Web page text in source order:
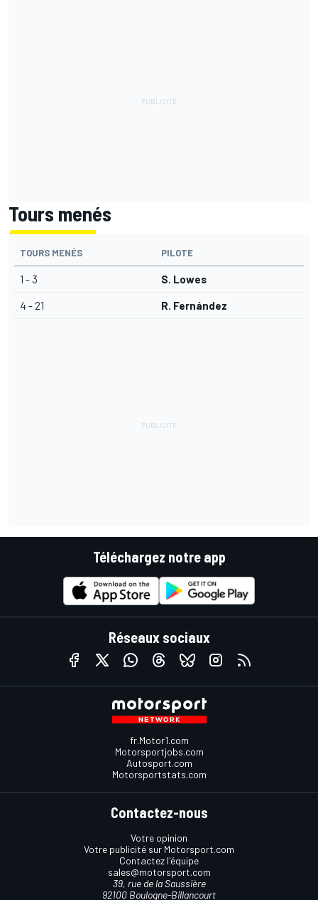
Tours menés
TOURS MENÉS PILOTE
1 - 3 S. Lowes
4 - 21 R. Fernández
Téléchargez notre app
Réseaux sociaux
fr.Motor1.com
Motorsportjobs.com
Autosport.com
Motorsportstats.com
Contactez-nous
Votre opinion
Votre publicité sur Motorsport.com
Contactez l'équipe
sales@motorsport.com
39, rue de la Saussière
92100 Boulogne-Billancourt